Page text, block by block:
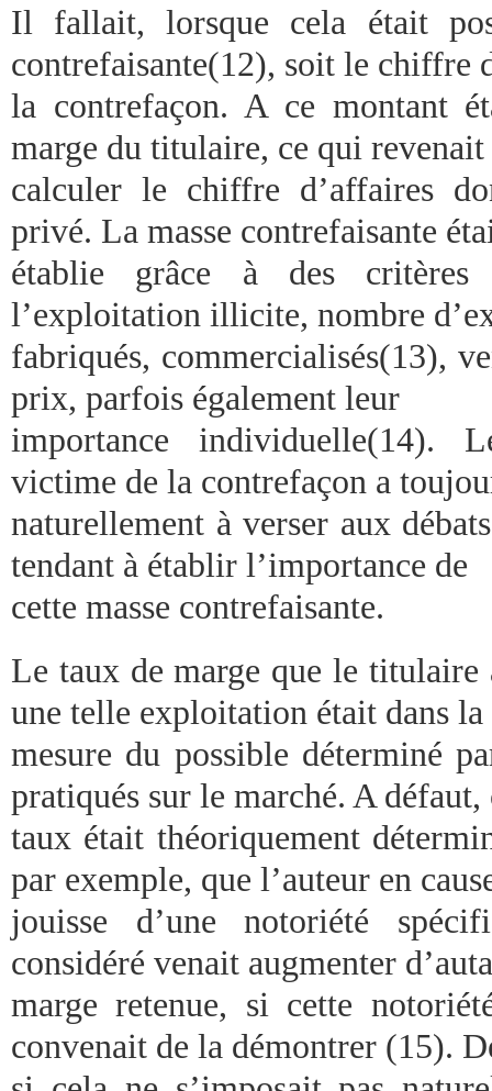
Il fallait, lorsque cela était
contrefaisante(12), soit le chiffre
la contrefaçon. A ce montant
marge du titulaire, ce qui revenait
calculer le chiffre d’affaires
privé. La masse contrefaisante
établie grâce à des
l’exploitation illicite, nombre
fabriqués, commercialisés(13),
prix, parfois également leur
importance individuelle(14).
victime de la contrefaçon a
naturellement à verser aux
tendant à établir l’importance de
cette masse contrefaisante.
Le taux de marge que le
une telle exploitation était dans la
mesure du possible déterminé
pratiqués sur le marché. A défaut,
taux était théoriquement
par exemple, que l’auteur en
jouisse d’une notoriété
considéré venait augmenter
marge retenue, si cette
convenait de la démontrer (15).